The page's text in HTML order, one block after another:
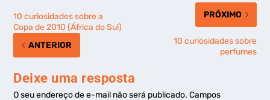
10 curiosidades sobre a
Copa de 2010 (África do Sul)
ANTERIOR
PRÓXIMO
10 curiosidades sobre
perfumes
Deixe uma resposta
O seu endereço de e-mail não será publicado. Campos